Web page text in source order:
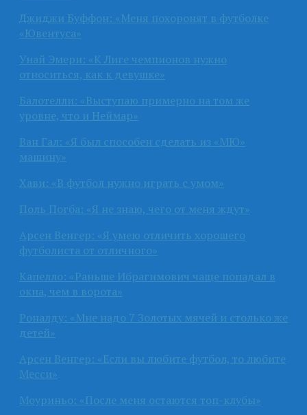
Джиджи Буффон: «Меня похоронят в футболке
«Ювентуса»
Унай Эмери: «К Лиге чемпионов нужно
относиться, как к девушке»
Балотелли: «Выступаю примерно на том же
уровне, что и Неймар»
Ван Гал: «Я был способен сделать из «МЮ»
машину»
Хави: «В футбол нужно играть с умом»
Поль Погба: «Я не знаю, чего от меня ждут»
Арсен Венгер: «Я умею отличить хорошего
футболиста от отличного»
Капелло: «Раньше Ибрагимович чаще попадал в
окна, чем в ворота»
Роналду: «Мне надо 7 Золотых мячей и столько же
детей»
Арсен Венгер: «Если вы любите футбол, то любите
Месси»
Моуриньо: «После меня остаются топ-клубы»